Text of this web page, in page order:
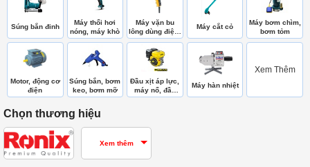
Súng bắn đinh
Máy thổi hơi
nóng, máy khò
Máy vặn bu
lông dùng điện,
hơi
Máy cắt cỏ
Máy bơm chìm,
bơm tỏm
Motor, động cơ
điện
Súng bắn, bơm
keo, bơm mỡ
Đầu xịt áp lực,
máy nổ, đầu
bơm
Máy hàn nhiệt
Xem Thêm
Chọn thương hiệu
Xem thêm